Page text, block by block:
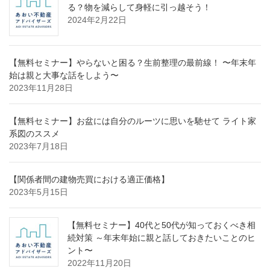
る？物を減らして身軽に引っ越そう！
2024年2月22日
【無料セミナー】やらないと困る？生前整理の最前線！ 〜年末年
始は親と大事な話をしよう〜
2023年11月28日
【無料セミナー】お盆には自分のルーツに思いを馳せて ライト家
系図のススメ
2023年7月18日
【関係者間の建物売買における適正価格】
2023年5月15日
【無料セミナー】40代と50代が知っておくべき相
続対策 ～年末年始に親と話しておきたいことのヒ
ント〜
2022年11月20日